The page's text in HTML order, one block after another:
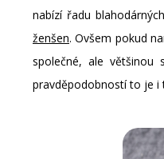
nabízí řadu
ženšen. Ovšem pokud
společné, ale většinou
pravděpodobností to je i